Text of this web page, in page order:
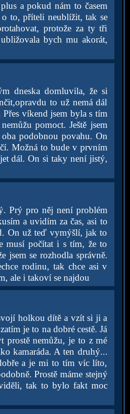
a pokud nám to časem
to, příteli neublížit, tak se
protože za ty tři
bych mu akorát,
dneska domluvila, že si
to už nemá dál
víkend jsem byla s tím
pomoct. Ještě jsem
podobnou povahu. On
Možná to bude v prvním
dál. On si taky není jistý,
Prý pro něj není problém
a uvidím za čas, asi to
On už teď vymýšlí, jak to
musí počítat i s tím, že to
jsem se rozhodla správně.
rodinu, tak chce asi v
ale i takoví se najdou
holkou dítě a vzít si ji a
je to na dobré cestě. Já
prostě nemůžu, je to z mé
kamaráda. A ten druhý...
a je mi to tím víc líto,
Prostě máme stejný
tak to bylo fakt moc